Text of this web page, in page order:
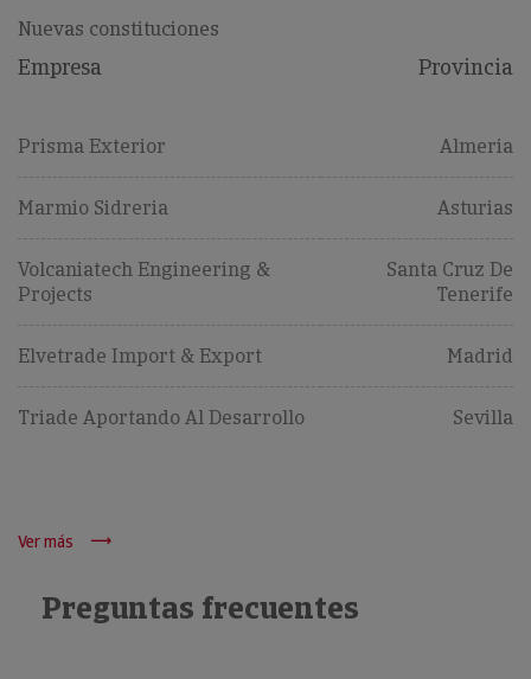
Nuevas constituciones
Empresa Provincia
Prisma Exterior Almeria
Marmio Sidreria Asturias
Volcaniatech Engineering &
Projects
Santa Cruz De
Tenerife
Elvetrade Import & Export Madrid
Triade Aportando Al Desarrollo Sevilla
Ver más
Preguntas frecuentes